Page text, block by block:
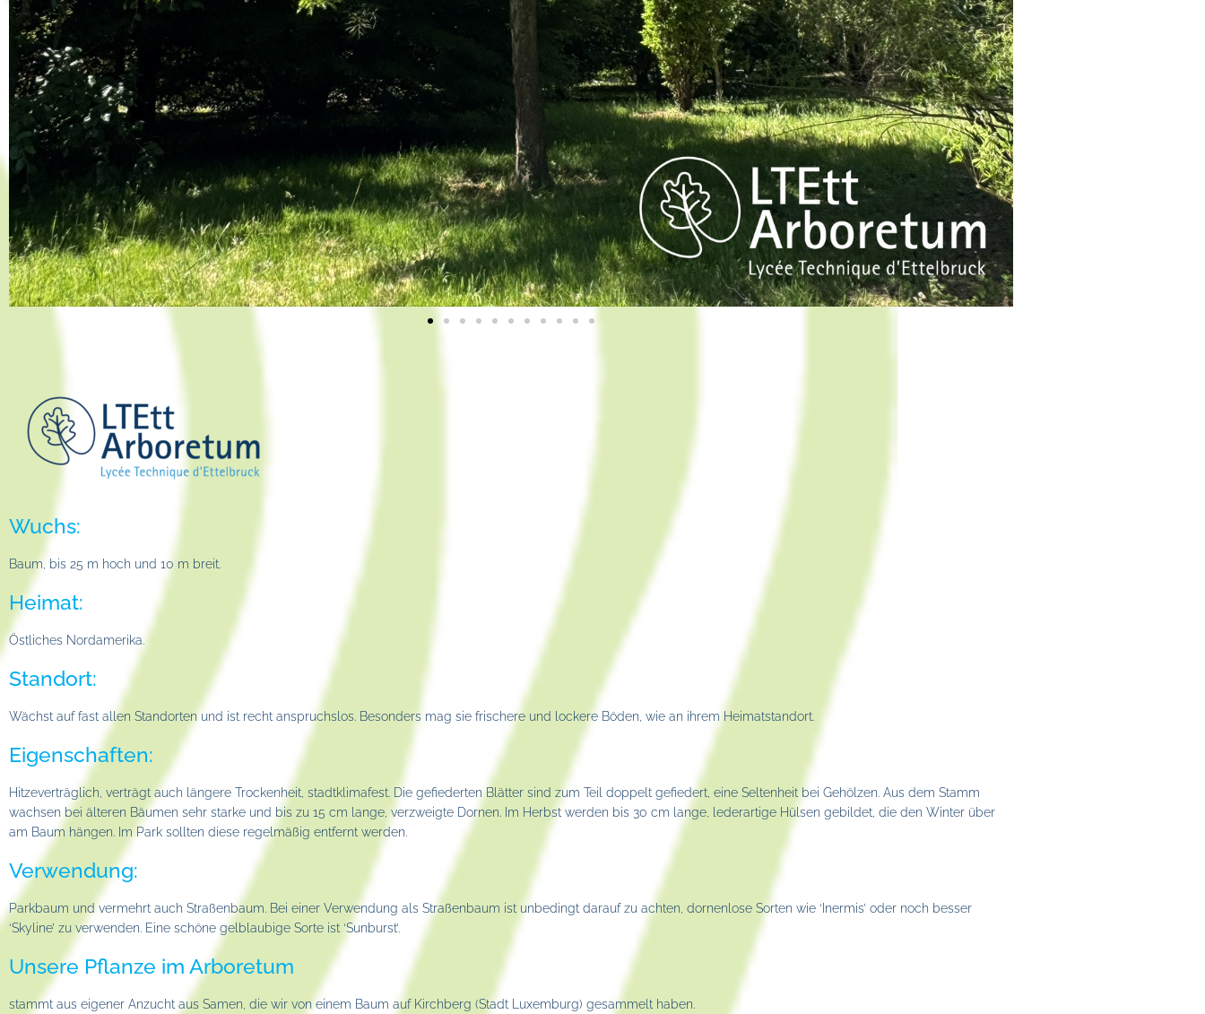
Wuchs:
Baum, bis 25 m hoch und 10 m breit.
Heimat:
Östliches Nordamerika.
Standort:
Wächst auf fast allen Standorten und ist recht anspruchslos. Besonders mag sie frischere und lockere Böden, wie an ihrem Heimatstandort.
Eigenschaften:
Hitzeverträglich, verträgt auch längere Trockenheit, stadtklimafest. Die gefiederten Blätter sind zum Teil doppelt gefiedert, eine Seltenheit bei Gehölzen. Aus dem Stamm
wachsen bei älteren Bäumen sehr starke und bis zu 15 cm lange, verzweigte Dornen. Im Herbst werden bis 30 cm lange, lederartige Hülsen gebildet, die den Winter über
am Baum hängen. Im Park sollten diese regelmäßig entfernt werden.
Verwendung:
Parkbaum und vermehrt auch Straßenbaum. Bei einer Verwendung als Straßenbaum ist unbedingt darauf zu achten, dornenlose Sorten wie ‘Inermis’ oder noch besser
‘Skyline’ zu verwenden. Eine schöne gelblaubige Sorte ist ‘Sunburst’.
Unsere Pflanze im Arboretum
stammt aus eigener Anzucht aus Samen, die wir von einem Baum auf Kirchberg (Stadt Luxemburg) gesammelt haben.